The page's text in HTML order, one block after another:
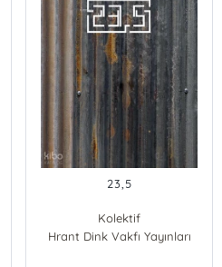
23,5
Kolektif
Hrant Dink Vakfı Yayınları